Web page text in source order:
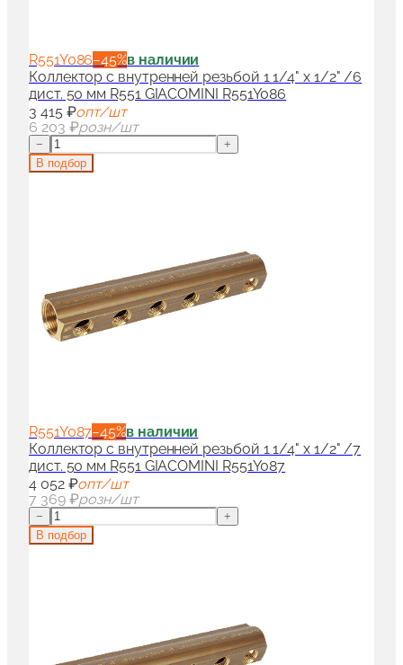
R551Y086−45%в наличии
Коллектор с внутренней резьбой 1 1/4" x 1/2" /6
дист. 50 мм R551 GIACOMINI R551Y086
3 415 ₽опт/шт
6 203 ₽розн/шт
−
+
В подбор
R551Y087−45%в наличии
Коллектор с внутренней резьбой 1 1/4" x 1/2" /7
дист. 50 мм R551 GIACOMINI R551Y087
4 052 ₽опт/шт
7 369 ₽розн/шт
−
+
В подбор